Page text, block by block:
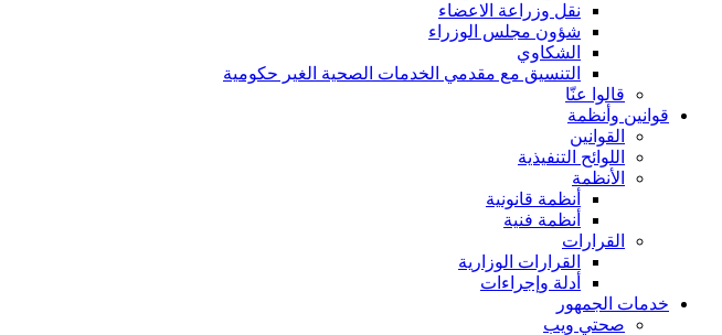
نقل وزراعة الاعضاء
شؤون مجلس الوزراء
الشكاوي
التنسيق مع مقدمي الخدمات الصحية الغير حكومية
قالوا عنّا
قوانين وأنظمة
القوانين
اللوائح التنفيذية
الأنظمة
أنظمة قانونية
أنظمة فنية
القرارات
القرارات الوزارية
أدلة وإجراءات
خدمات الجمهور
صحتي ويب